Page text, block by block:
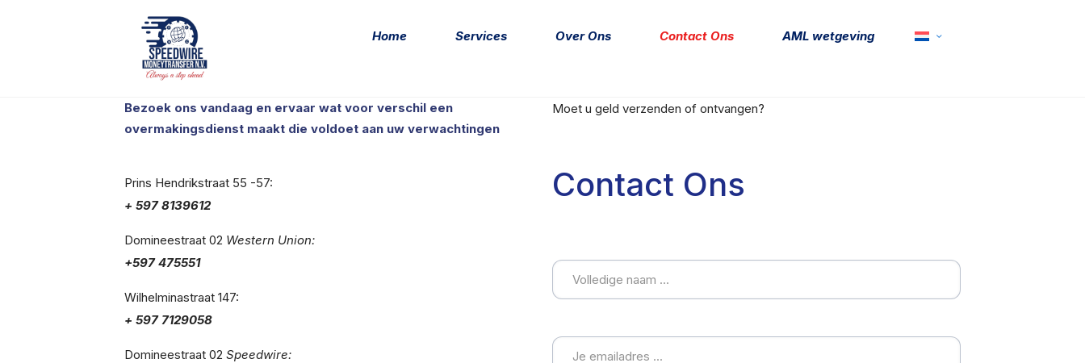
Home Services Over Ons Contact Ons AML wetgeving
Bezoek ons vandaag en ervaar wat voor verschil een
overmakingsdienst maakt die voldoet aan uw verwachtingen
Prins Hendrikstraat 55 -57:
+ 597 8139612
Domineestraat 02 Western Union:
+597 475551
Wilhelminastraat 147:
+ 597 7129058
Domineestraat 02 Speedwire:
Moet u geld verzenden of ontvangen?
Contact Ons